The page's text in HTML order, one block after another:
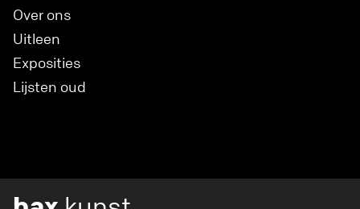
Over ons
Uitleen
Exposities
Lijsten oud